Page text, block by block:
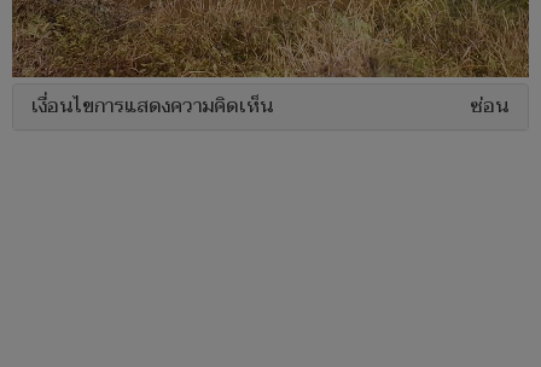
เงื่อนไขการแสดงความคิดเห็น ซ่อน